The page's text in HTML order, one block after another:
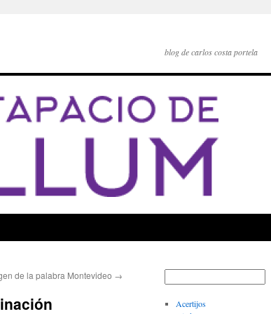
blog de carlos costa portela
de la palabra Montevideo →
Acertijos